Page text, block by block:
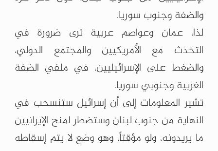
والضفة وجنوب سوريا.
لذا، عمان وعواصم عربية ترى ضرورة في
التحدث مع الأمريكيين والمجتمع الدولي،
والضغط على الإسرائيليين، في ملفي الضفة
الغربية وجنوبي سوريا.
تشير المعلومات إلى أن إسرائيل ستنسحب في
النهاية من جنوب لبنان وستضطر لمنح الإيرانيين
ما يريدونه، ولو مؤقتاً، وهو وضع لا يتم إسقاطه